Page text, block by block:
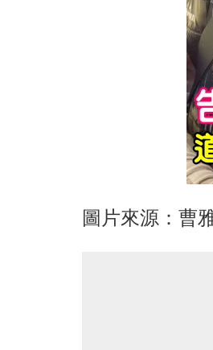
圖片來源：曹